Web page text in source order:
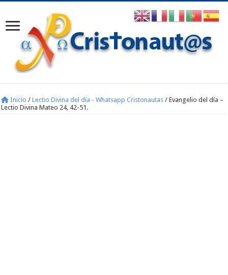
Inicio / Lectio Divina del día - Whatsapp Cristonautas / Evangelio del día –
Lectio Divina Mateo 24, 42-51.